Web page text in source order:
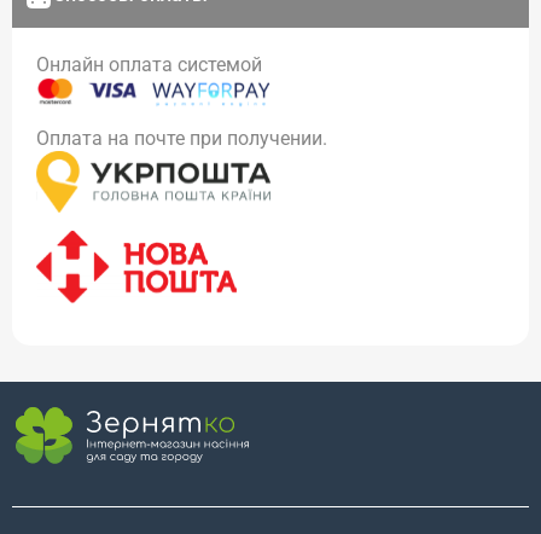
Онлайн оплата системой
Оплата на почте при получении.